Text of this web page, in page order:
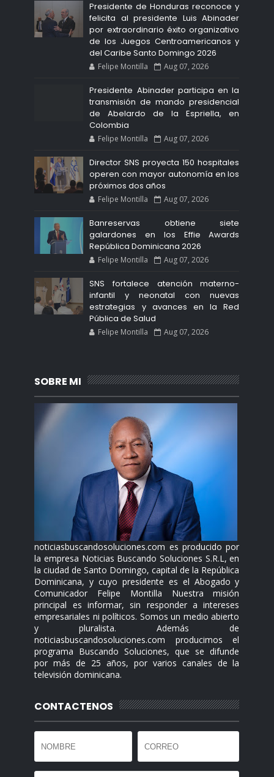
Presidente de Honduras reconoce y
felicita al presidente Luis Abinader
por extraordinario éxito organizativo
de los Juegos Centroamericanos y
del Caribe Santo Domingo 2026
Felipe Montilla Aug 07, 2026
Presidente Abinader participa en la
transmisión de mando presidencial
de Abelardo de la Espriella, en
Colombia
Felipe Montilla Aug 07, 2026
Director SNS proyecta 150 hospitales
operen con mayor autonomía en los
próximos dos años
Felipe Montilla Aug 07, 2026
Banreservas obtiene siete
galardones en los Effie Awards
República Dominicana 2026
Felipe Montilla Aug 07, 2026
SNS fortalece atención materno-
infantil y neonatal con nuevas
estrategias y avances en la Red
Pública de Salud
Felipe Montilla Aug 07, 2026
SOBRE MI
noticiasbuscandosoluciones.com es producido por
la empresa Noticias Buscando Soluciones S.R.L, en
la ciudad de Santo Domingo, capital de la República
Dominicana, y cuyo presidente es el Abogado y
Comunicador Felipe Montilla Nuestra misión
principal es informar, sin responder a intereses
empresariales ni políticos. Somos un medio abierto
y pluralista. Además de
noticiasbuscandosoluciones.com producimos el
programa Buscando Soluciones, que se difunde
por más de 25 años, por varios canales de la
televisión dominicana.
CONTACTENOS